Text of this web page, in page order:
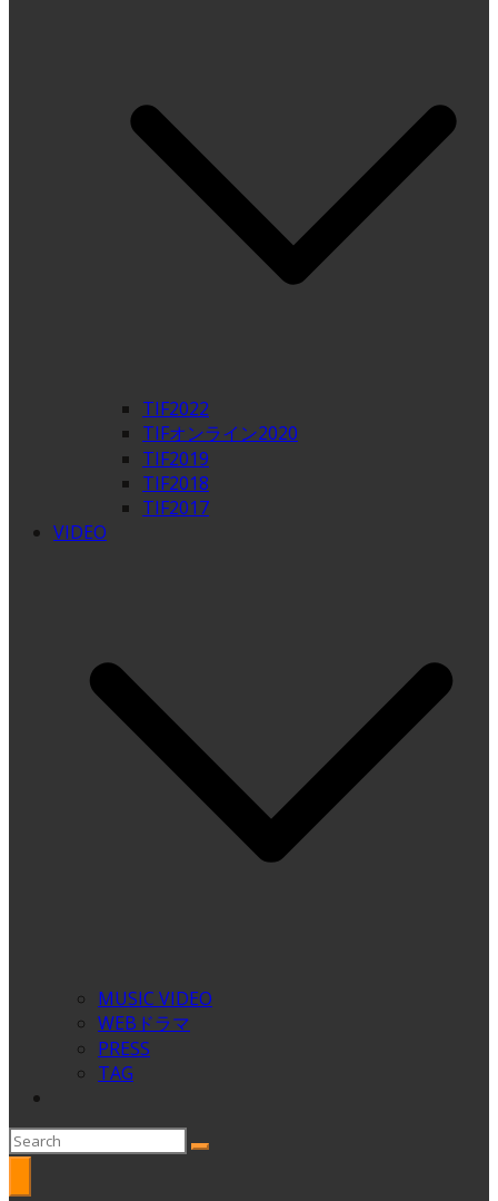
TIF2022
TIFオンライン2020
TIF2019
TIF2018
TIF2017
VIDEO
MUSIC VIDEO
WEBドラマ
PRESS
TAG